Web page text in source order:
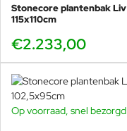
Stonecore plantenbak Liv
115x110cm
€2.233,00
Op voorraad, snel bezorgd